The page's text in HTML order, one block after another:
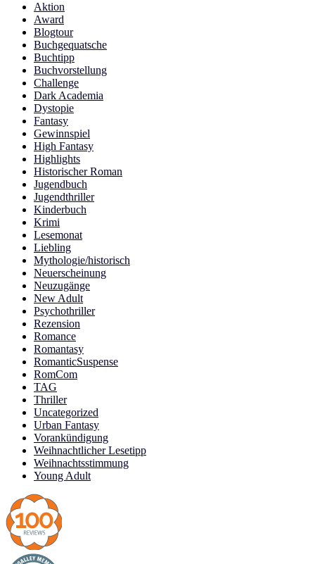
Aktion
Award
Blogtour
Buchgequatsche
Buchtipp
Buchvorstellung
Challenge
Dark Academia
Dystopie
Fantasy
Gewinnspiel
High Fantasy
Highlights
Historischer Roman
Jugendbuch
Jugendthriller
Kinderbuch
Krimi
Lesemonat
Liebling
Mythologie/historisch
Neuerscheinung
Neuzugänge
New Adult
Psychothriller
Rezension
Romance
Romantasy
RomanticSuspense
RomCom
TAG
Thriller
Uncategorized
Urban Fantasy
Vorankündigung
Weihnachtlicher Lesetipp
Weihnachtsstimmung
Young Adult